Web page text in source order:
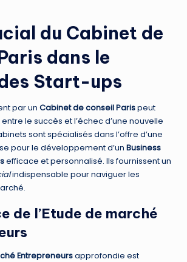
du Cabinet de
dans le
Start-ups
par un Cabinet de conseil Parispeut
le succès et l’échec d’une nouvelle
sont spécialisés dans l’offre d’une
pour le développement d’un Business
efficace et personnalisé. Ils fournissent un
indispensable pour naviguer les
de l’Etude de marché
Entrepreneursapprofondie est